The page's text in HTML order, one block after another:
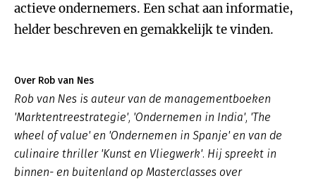
actieve ondernemers. Een schat aan informatie,
helder beschreven en gemakkelijk te vinden.
Over Rob van Nes
Rob van Nes is auteur van de managementboeken
'Marktentreestrategie', 'Ondernemen in India', 'The
wheel of value' en 'Ondernemen in Spanje' en van de
culinaire thriller 'Kunst en Vliegwerk'. Hij spreekt in
binnen- en buitenland op Masterclasses over